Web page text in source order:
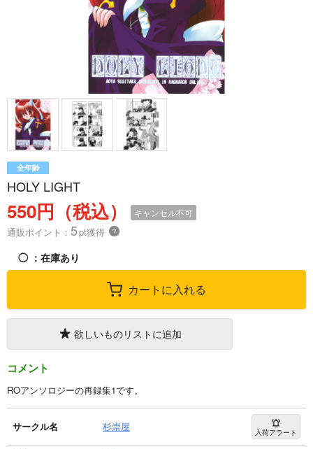
全年齢
HOLY LIGHT
550円（税込） キャンセル不可
通販ポイント： 5pt獲得 ？
◯ ：在庫あり
カートに入れる
欲しいものリストに追加
コメント
ROアンソロジーの再録集1です。
サークル名 杉崇屋 入荷アラート